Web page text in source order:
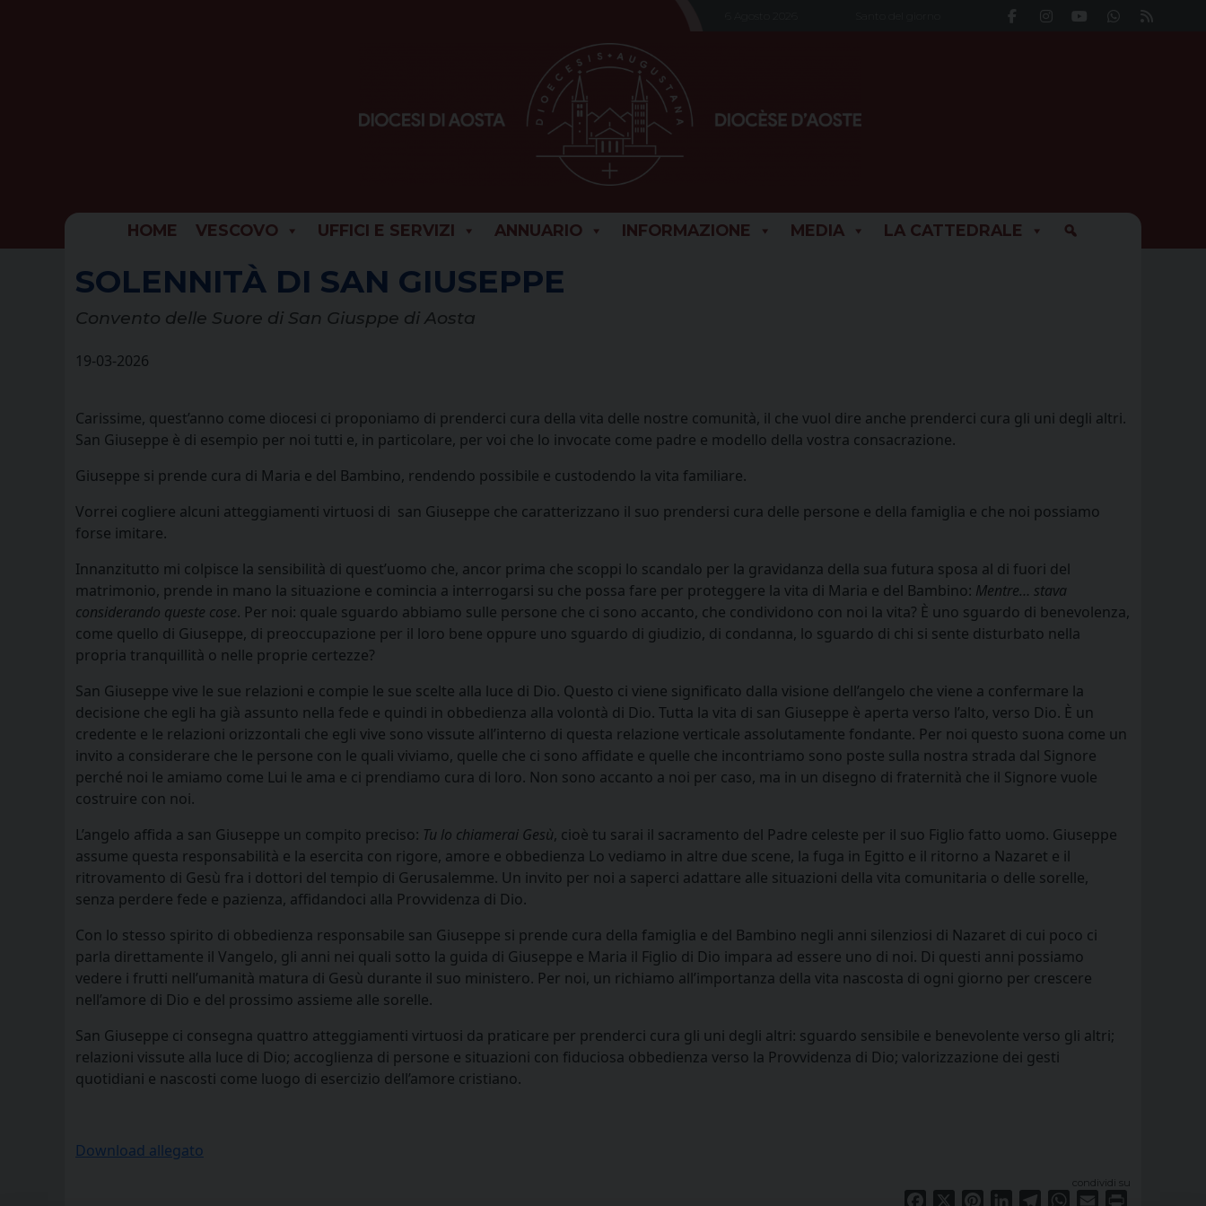
HOME VESCOVO UFFICI E SERVIZI ANNUARIO INFORMAZIONE MEDIA LA CATTEDRALE
SOLENNITÀ DI SAN GIUSEPPE
Convento delle Suore di San Giusppe di Aosta
19-03-2026
Carissime, quest’anno come diocesi ci proponiamo di prenderci cura della vita delle nostre comunità, il che vuol dire anche prenderci cura gli uni degli altri.
San Giuseppe è di esempio per noi tutti e, in particolare, per voi che lo invocate come padre e modello della vostra consacrazione.
Giuseppe si prende cura di Maria e del Bambino, rendendo possibile e custodendo la vita familiare.
Vorrei cogliere alcuni atteggiamenti virtuosi di san Giuseppe che caratterizzano il suo prendersi cura delle persone e della famiglia e che noi possiamo
forse imitare.
Innanzitutto mi colpisce la sensibilità di quest’uomo che, ancor prima che scoppi lo scandalo per la gravidanza della sua futura sposa al di fuori del
matrimonio, prende in mano la situazione e comincia a interrogarsi su che possa fare per proteggere la vita di Maria e del Bambino: Mentre… stava
considerando queste cose. Per noi: quale sguardo abbiamo sulle persone che ci sono accanto, che condividono con noi la vita? È uno sguardo di benevolenza,
come quello di Giuseppe, di preoccupazione per il loro bene oppure uno sguardo di giudizio, di condanna, lo sguardo di chi si sente disturbato nella
propria tranquillità o nelle proprie certezze?
San Giuseppe vive le sue relazioni e compie le sue scelte alla luce di Dio. Questo ci viene significato dalla visione dell’angelo che viene a confermare la
decisione che egli ha già assunto nella fede e quindi in obbedienza alla volontà di Dio. Tutta la vita di san Giuseppe è aperta verso l’alto, verso Dio. È un
credente e le relazioni orizzontali che egli vive sono vissute all’interno di questa relazione verticale assolutamente fondante. Per noi questo suona come un
invito a considerare che le persone con le quali viviamo, quelle che ci sono affidate e quelle che incontriamo sono poste sulla nostra strada dal Signore
perché noi le amiamo come Lui le ama e ci prendiamo cura di loro. Non sono accanto a noi per caso, ma in un disegno di fraternità che il Signore vuole
costruire con noi.
L’angelo affida a san Giuseppe un compito preciso: Tu lo chiamerai Gesù, cioè tu sarai il sacramento del Padre celeste per il suo Figlio fatto uomo. Giuseppe
assume questa responsabilità e la esercita con rigore, amore e obbedienza Lo vediamo in altre due scene, la fuga in Egitto e il ritorno a Nazaret e il
ritrovamento di Gesù fra i dottori del tempio di Gerusalemme. Un invito per noi a saperci adattare alle situazioni della vita comunitaria o delle sorelle,
senza perdere fede e pazienza, affidandoci alla Provvidenza di Dio.
Con lo stesso spirito di obbedienza responsabile san Giuseppe si prende cura della famiglia e del Bambino negli anni silenziosi di Nazaret di cui poco ci
parla direttamente il Vangelo, gli anni nei quali sotto la guida di Giuseppe e Maria il Figlio di Dio impara ad essere uno di noi. Di questi anni possiamo
vedere i frutti nell’umanità matura di Gesù durante il suo ministero. Per noi, un richiamo all’importanza della vita nascosta di ogni giorno per crescere
nell’amore di Dio e del prossimo assieme alle sorelle.
San Giuseppe ci consegna quattro atteggiamenti virtuosi da praticare per prenderci cura gli uni degli altri: sguardo sensibile e benevolente verso gli altri;
relazioni vissute alla luce di Dio; accoglienza di persone e situazioni con fiduciosa obbedienza verso la Provvidenza di Dio; valorizzazione dei gesti
quotidiani e nascosti come luogo di esercizio dell’amore cristiano.
Download allegato
condividi su
Facebook PinterestLinkedInTelegramWhatsApp
Email